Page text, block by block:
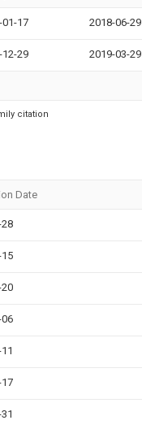
01-17 2018-06-29
12-29 2019-03-29
citation
Date